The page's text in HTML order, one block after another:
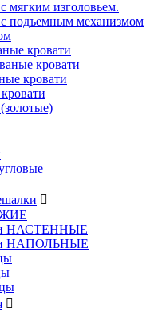
мягким изголовьем.
подъемным механизмом
кровати
кровати
кровати
НАСТЕННЫЕ
НАПОЛЬНЫЕ